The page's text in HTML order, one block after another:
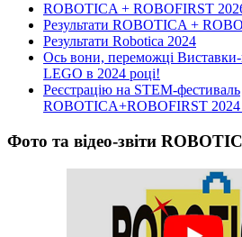
ROBOTICA + ROBOFIRST
Результати ROBOTICA +
Результати Robotica 2024
Ось вони, переможці Виставки-
LEGO в 2024 році!
Реєстрацію на STEM-фестиваль
ROBOTICA+ROBOFIRST 2024
Фото та відео-звіти